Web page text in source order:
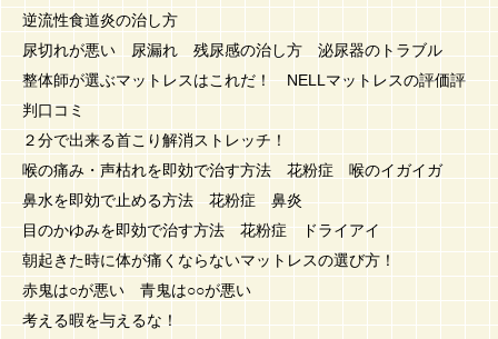
逆流性食道炎の治し方
尿切れが悪い 尿漏れ 残尿感の治し方 泌尿器のトラブル
整体師が選ぶマットレスはこれだ！ NELLマットレスの評価評
判口コミ
２分で出来る首こり解消ストレッチ！
喉の痛み・声枯れを即効で治す方法 花粉症 喉のイガイガ
鼻水を即効で止める方法 花粉症 鼻炎
目のかゆみを即効で治す方法 花粉症 ドライアイ
朝起きた時に体が痛くならないマットレスの選び方！
赤鬼は○が悪い 青鬼は○○が悪い
考える暇を与えるな！